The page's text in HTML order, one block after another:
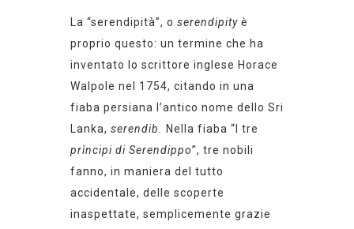
La “serendipità”, o serendipity è
proprio questo: un termine che ha
inventato lo scrittore inglese Horace
Walpole nel 1754, citando in una
fiaba persiana
l’antico nome dello Sri
Lanka, serendib. Nella fiaba “ I tre
prìncipi di Serendippo”, tre nobili
fanno, in maniera del tutto
accidentale, delle scoperte
inaspettate, semplicemente grazie